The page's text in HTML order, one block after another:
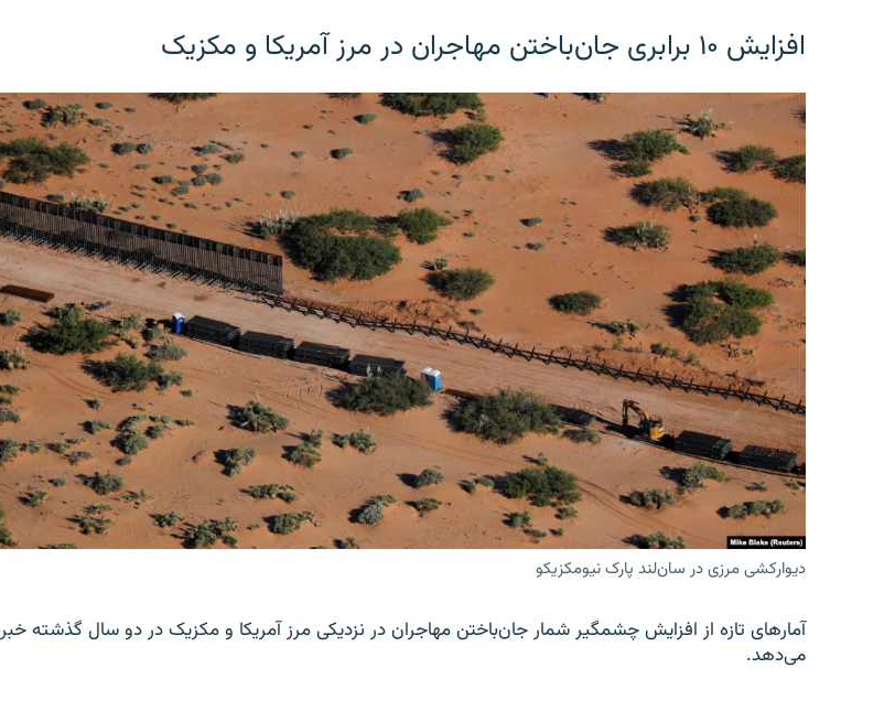
افزایش ۱۰ برابری جان‌باختن مهاجران در مرز آمریکا و مکزیک
دیوارکشی مرزی در سان‌لند پارک نیومکزیکو
آمارهای تازه از افزایش چشمگیر شمار جان‌باختن مهاجران در نزدیکی مرز آمریکا و مکزیک در دو سال گذشته خبر
می‌دهد.